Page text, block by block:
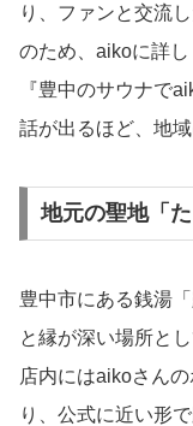
り、ファンと交流
のため、aikoに詳
『豊中のサウナで
話が出るほど、地
地元の聖地「
豊中市にある銭湯
と縁が深い場所と
店内にはaikoさん
り、公式に近い形